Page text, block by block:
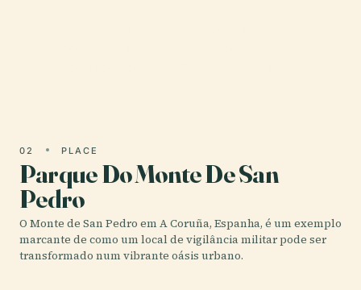
02 PLACE
Parque Do Monte De San
Pedro
O Monte de San Pedro em A Coruña, Espanha, é um exemplo
marcante de como um local de vigilância militar pode ser
transformado num vibrante oásis urbano.